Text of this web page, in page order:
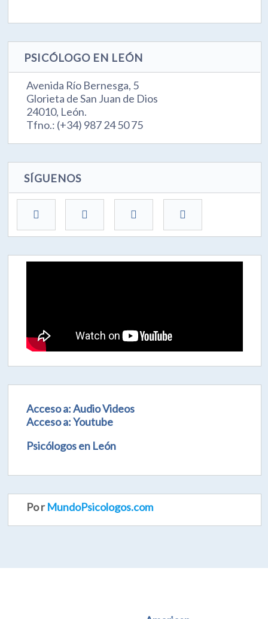
PSICÓLOGO EN LEÓN
Avenida Río Bernesga, 5
Glorieta de San Juan de Dios
24010, León.
Tfno.: (+34) 987 24 50 75
SÍGUENOS
Acceso a: Audio Videos
Acceso a: Youtube
Psicólogos en León
Po rMundoPsicologos.com